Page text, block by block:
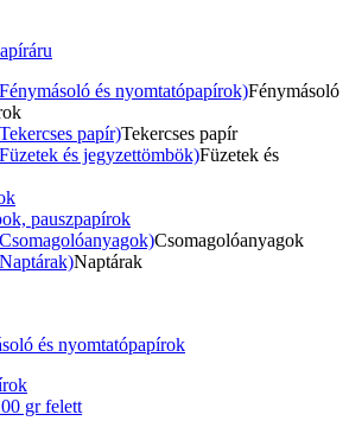
és nyomtatópapírok)Fénymásoló
papír)Tekercses papír
és jegyzettömbök)Füzetek és
pauszpapírok
Csomagolóanyagok
Naptárak
és nyomtatópapírok
gr felett